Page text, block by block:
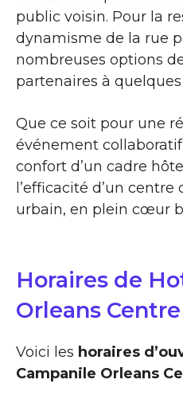
public voisin. Pour la
dynamisme de la rue
nombreuses options
partenaires à quelques
Que ce soit pour une
événement
confort d’un cadre
l’efficacité d’un centre
urbain, en plein cœur
Horaires de
Orleans
Voici les horaires
Campanile Orleans